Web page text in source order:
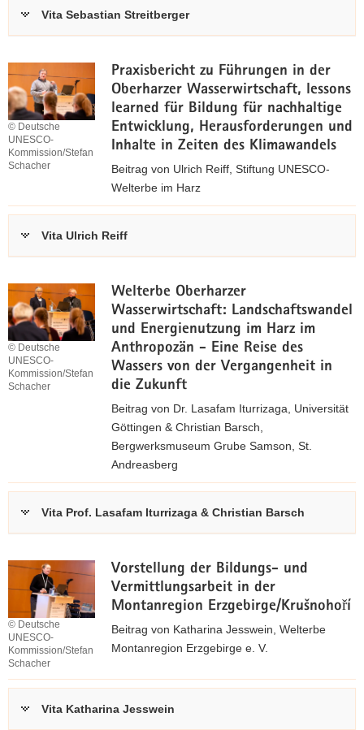
.
p
f
,
9
7
,
4
)
u
t
r
a
g
.
p
d
,
,
1
7
Vita Sebastian Streitberger
Praxisbericht zu Führungen in der
Oberharzer Wasserwirtschaft, lessons
learned für Bildung für nachhaltige
Entwicklung, Herausforderungen und
Inhalte in Zeiten des Klimawandels
© Deutsche
UNESCO-
Kommission/Stefan
Schacher
Beitrag von Ulrich Reiff, Stiftung UNESCO-
Welterbe im Harz
z
u
e
i
t
r
a
g
f
,
,
1
M
B
)
Vita Ulrich Reiff
Welterbe Oberharzer
Wasserwirtschaft: Landschaftswandel
und Energienutzung im Harz im
Anthropozän - Eine Reise des
Wassers von der Vergangenheit in
die Zukunft
© Deutsche
UNESCO-
Kommission/Stefan
Schacher
Beitrag von Dr. Lasafam Iturrizaga, Universität
Göttingen & Christian Barsch,
Bergwerksmuseum Grube Samson, St.
Andreasberg
z
u
e
r
a
g
(
.
Vita Prof. Lasafam Iturrizaga & Christian Barsch
Vorstellung der Bildungs- und
Vermittlungsarbeit in der
Montanregion Erzgebirge/Krušnohoří
© Deutsche
UNESCO-
Kommission/Stefan
Schacher
Beitrag von Katharina Jesswein, Welterbe
Montanregion Erzgebirge e. V.
z
u
Vita Katharina Jesswein